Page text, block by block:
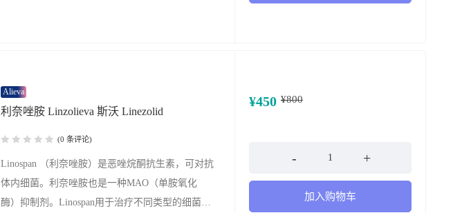
Alieva
利奈唑胺 Linzolieva 斯沃 Linezolid
(0 条评论)
Linospan （利奈唑胺）是恶唑烷酮抗生素，可对抗
体内细菌。利奈唑胺也是一种MAO（单胺氧化
酶）抑制剂。Linospan用于治疗不同类型的细菌感
¥800
¥450
加入购物车